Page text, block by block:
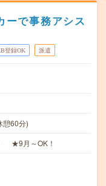
ーで事務アシス
登録OK 派遣
憩60分)
★9月～OK！